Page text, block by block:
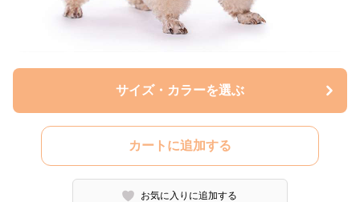
サイズ・カラーを選ぶ
カートに追加する
お気に入りに追加する